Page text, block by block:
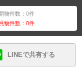
物件数：0件
物件数：0件
LINEで共有する